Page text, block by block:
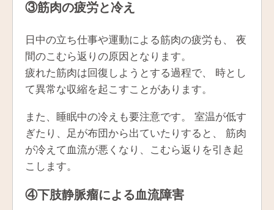
③筋肉の疲労と冷え
日中の立ち仕事や運動による筋肉の疲労も、 夜
間のこむら返りの原因となります。
疲れた筋肉は回復しようとする過程で、 時とし
て異常な収縮を起こすことがあります。
また、睡眠中の冷えも要注意です。 室温が低す
ぎたり、足が布団から出ていたりすると、 筋肉
が冷えて血流が悪くなり、こむら返りを引き起
こします。
④下肢静脈瘤による血流障害